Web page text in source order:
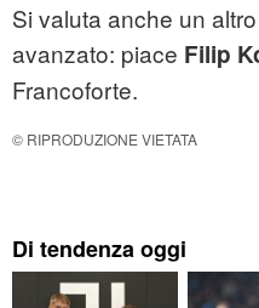
Si valuta anche un
avanzato: piace Filip
Francoforte.
© RIPRODUZIONE VIETATA
Di tendenza oggi